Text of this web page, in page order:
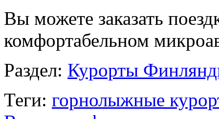
Вы можете заказать
комфортабельном
Раздел: Курорты
Теги: горнолыжные